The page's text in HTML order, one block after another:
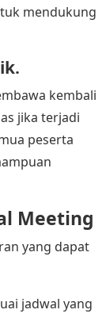
mendukung
kembali
jika terjadi
peserta
Meeting
yang dapat
jadwal yang